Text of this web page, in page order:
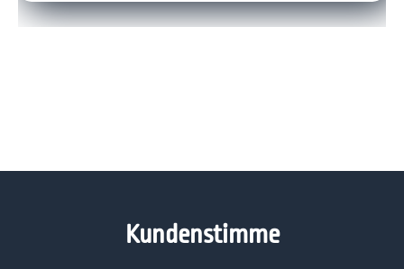
Kundenstimme